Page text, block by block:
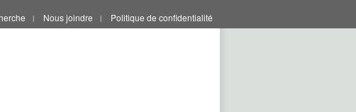
| Nous joindre | Politique de confidentialité